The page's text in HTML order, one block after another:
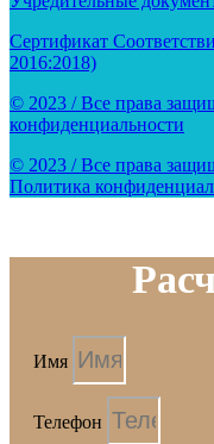
Сертификат
2016:2018)
© 2023 / Все права
конфиденциальности
© 2023 / Все права
Политика
Имя
Телефон